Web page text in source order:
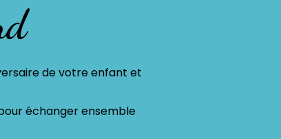
de votre enfant et
échanger ensemble